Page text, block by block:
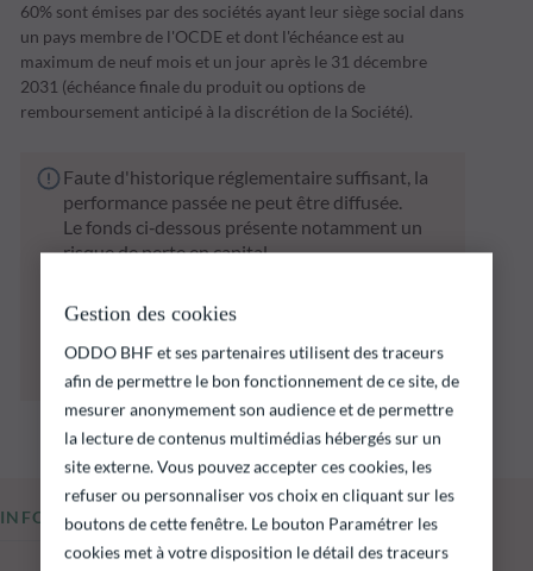
60% sont émises par des sociétés ayant leur siège social dans
un pays membre de l'OCDE et dont l'échéance est au
maximum de neuf mois et un jour après le 31 décembre
2031 (échéance finale du produit ou options de
remboursement anticipé à la discrétion de la Société).
Faute d'historique réglementaire suffisant, la
performance passée ne peut être diffusée.
Le fonds ci‑dessous présente notamment un
risque de perte en capital.
préjugent pas des performances futures et ne
sont pas constantes dans le temps.
L’atteinte des objectifs d’investissement ne
peut être garantie.
INFORMATIONS CLÉS
Gestion des cookies
ODDO BHF et ses partenaires utilisent des traceurs
afin de permettre le bon fonctionnement de ce site, de
mesurer anonymement son audience et de permettre
la lecture de contenus multimédias hébergés sur un
site externe. Vous pouvez accepter ces cookies, les
refuser ou personnaliser vos choix en cliquant sur les
boutons de cette fenêtre. Le bouton Paramétrer les
cookies met à votre disposition le détail des traceurs